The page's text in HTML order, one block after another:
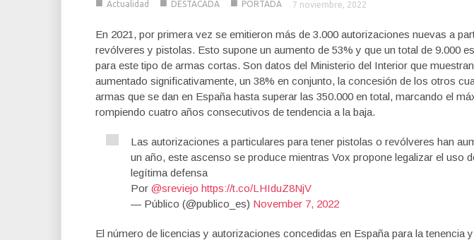
■ Actualidad ■ DESTACADA ■ PORTADA 7 noviembre, 2022
En 2021, por primera vez se emitieron más de 3.000 autorizaciones nuevas a
revólveres y pistolas. Esto supone un aumento de 53% y que un total de 9.000
para este tipo de armas cortas. Son datos del Ministerio del Interior que
aumentado significativamente, un 38% en conjunto, la concesión de los otros
armas que se dan en España hasta superar las 350.000 en total, marcando el
rompiendo cuatro años consecutivos de tendencia a la baja.
Las autorizaciones a particulares para tener pistolas o revólveres han
un año, este ascenso se produce mientras Vox propone legalizar el uso
legítima defensa
Por @sreviejo https://t.co/LHIduZ8NjV
— Público (@publico_es) November 7, 2022
El número de licencias y autorizaciones concedidas en España para la tenencia